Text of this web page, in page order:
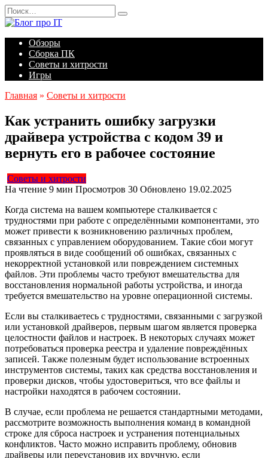
Перейти
к
содержанию
Search
for:
Обзоры
Сборка ПК
Советы и хитрости
Игры
Главная » Советы и хитрости
Как устранить ошибку загрузки
драйвера устройства с кодом 39 и
вернуть его в рабочее состояние
Советы и хитрости
На чтение 9 мин Просмотров 30 Обновлено 19.02.2025
Когда система на вашем компьютере сталкивается с
трудностями при работе с определёнными компонентами, это
может привести к возникновению различных проблем,
связанных с управлением оборудованием. Такие сбои могут
проявляться в виде сообщений об ошибках, связанных с
некорректной установкой или повреждением системных
файлов. Эти проблемы часто требуют вмешательства для
восстановления нормальной работы устройства, и иногда
требуется вмешательство на уровне операционной системы.
Если вы сталкиваетесь с трудностями, связанными с загрузкой
или установкой драйверов, первым шагом является проверка
целостности файлов и настроек. В некоторых случаях может
потребоваться проверка реестра и удаление повреждённых
записей. Также полезным будет использование встроенных
инструментов системы, таких как средства восстановления и
проверки дисков, чтобы удостовериться, что все файлы и
настройки находятся в рабочем состоянии.
В случае, если проблема не решается стандартными методами,
рассмотрите возможность выполнения команд в командной
строке для сброса настроек и устранения потенциальных
конфликтов. Часто можно исправить проблему, обновив
драйверы или переустановив их вручную, если